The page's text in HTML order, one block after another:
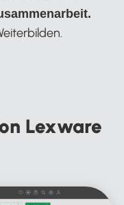
Lexware